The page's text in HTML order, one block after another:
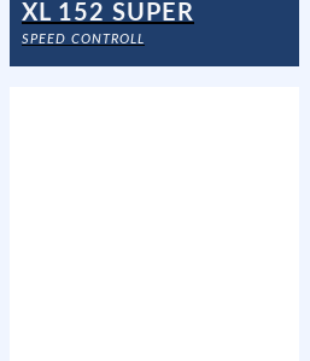
XL 152 SUPER
SPEED CONTROLL